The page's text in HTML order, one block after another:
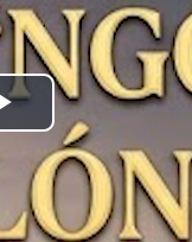
Play
Video